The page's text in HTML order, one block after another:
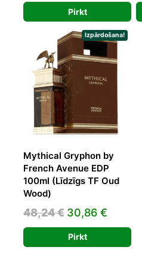
price
was:
39,00 €.
price
is:
24,81 €.
Pirkt
Izpārdošana!
Mythical Gryphon by
French Avenue EDP
100ml (Līdzīgs TF Oud
Wood)
48,24€ Original
price
was:
30,86 €
price
is:
Pirkt